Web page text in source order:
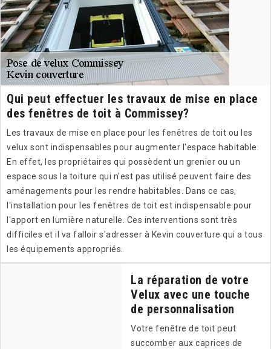
Qui peut effectuer les travaux de mise en place
des fenêtres de toit à Commissey?
Les travaux de mise en place pour les fenêtres de toit ou les
velux sont indispensables pour augmenter l'espace habitable.
En effet, les propriétaires qui possèdent un grenier ou un
espace sous la toiture qui n'est pas utilisé peuvent faire des
aménagements pour les rendre habitables. Dans ce cas,
l'installation pour les fenêtres de toit est indispensable pour
l'apport en lumière naturelle. Ces interventions sont très
difficiles et il va falloir s'adresser à Kevin couverture qui a tous
les équipements appropriés.
La réparation de votre
Velux avec une touche
de personnalisation
Votre fenêtre de toit peut
succomber aux caprices de